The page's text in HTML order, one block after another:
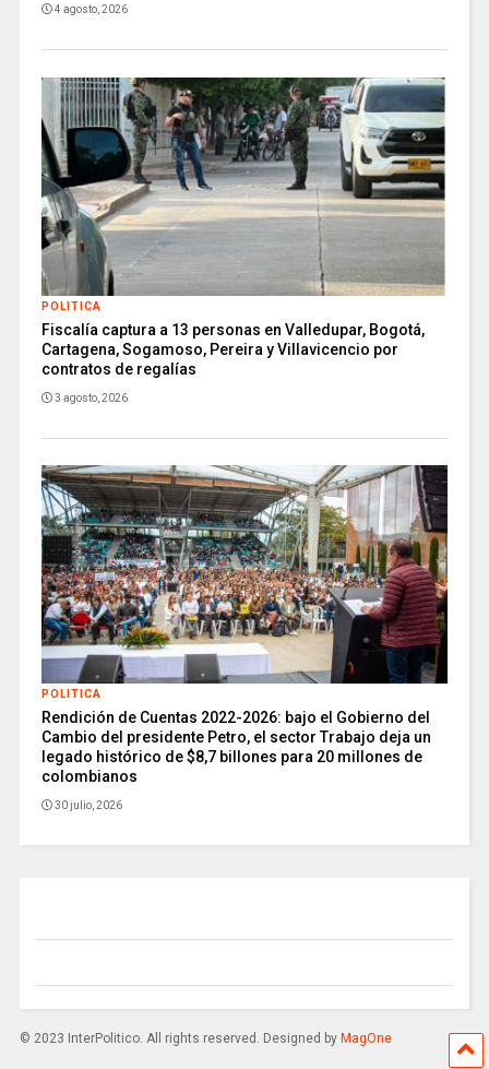
4 agosto, 2026
POLITICA
Fiscalía captura a 13 personas en Valledupar, Bogotá,
Cartagena, Sogamoso, Pereira y Villavicencio por
contratos de regalías
3 agosto, 2026
POLITICA
Rendición de Cuentas 2022-2026: bajo el Gobierno del
Cambio del presidente Petro, el sector Trabajo deja un
legado histórico de $8,7 billones para 20 millones de
colombianos
30 julio, 2026
© 2023 InterPolitico. All rights reserved. Designed by MagOne